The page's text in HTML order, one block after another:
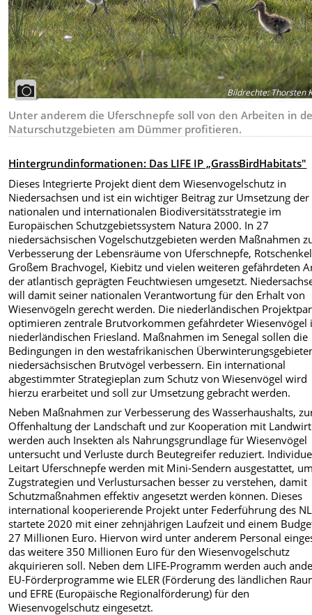
Bildrechte:Thorsten
Unter anderem die Uferschnepfe soll von den Arbeiten in
Naturschutzgebieten am Dümmer profitieren.
Hintergrundinformationen: Das LIFE IP „GrassBirdHabitats"
Dieses Integrierte Projekt dient dem Wiesenvogelschutz in
Niedersachsen und ist ein wichtiger Beitrag zur Umsetzung der
nationalen und internationalen Biodiversitätsstrategie im
Europäischen Schutzgebietssystem Natura 2000. In 27
niedersächsischen Vogelschutzgebieten werden Maßnahmen
Verbesserung der Lebensräume von Uferschnepfe,
Großem Brachvogel, Kiebitz und vielen weiteren gefährdeten
der atlantisch geprägten Feuchtwiesen umgesetzt.
will damit seiner nationalen Verantwortung für den Erhalt von
Wiesenvögeln gerecht werden. Die niederländischen
optimieren zentrale Brutvorkommen gefährdeter Wiesenvögel
niederländischen Friesland. Maßnahmen im Senegal sollen die
Bedingungen in den westafrikanischen
niedersächsischen Brutvögel verbessern. Ein international
abgestimmter Strategieplan zum Schutz von Wiesenvögel wird
hierzu erarbeitet und soll zur Umsetzung gebracht werden.
Neben Maßnahmen zur Verbesserung des Wasserhaushalts,
Offenhaltung der Landschaft und zur Kooperation mit
werden auch Insekten als Nahrungsgrundlage für Wiesenvögel
untersucht und Verluste durch Beutegreifer reduziert.
Leitart Uferschnepfe werden mit Mini-Sendern ausgestattet,
Zugstrategien und Verlustursachen besser zu verstehen, damit
Schutzmaßnahmen effektiv angesetzt werden können. Dieses
international kooperierende Projekt unter Federführung des
startete 2020 mit einer zehnjährigen Laufzeit und einem
27 Millionen Euro. Hiervon wird unter anderem Personal
das weitere 350 Millionen Euro für den Wiesenvogelschutz
akquirieren soll. Neben dem LIFE-Programm werden auch
EU-Förderprogramme wie ELER (Förderung des ländlichen
und EFRE (Europäische Regionalförderung) für den
Wiesenvogelschutz eingesetzt.